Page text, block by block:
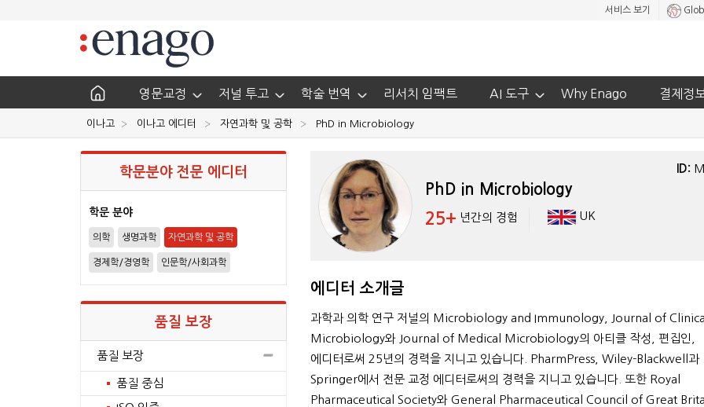
서비스 보기
영문교정 저널 투고 학술 번역 리서치 임팩트 AI 도구 Why Enago 결제정
이나고 이나고 에디터 자연과학 및 공학 PhD in Microbiology
학문분야 전문 에디터
학문 분야
의학 생명과학 자연과학 및 공학
경제학/경영학 인문학/사회과학
품질 보장
품질 보장
품질 중심
ID:
PhD in Microbiology
25+ 년간의 경험 UK
에디터 소개글
과학과 의학 연구 저널의 Microbiology and Immunology, Journal of
Microbiology와 Journal of Medical Microbiology의 아티클 작성, 편집인,
에디터로써 25년의 경력을 지니고 있습니다. PharmPress, Wiley-Blackwell과
Springer에서 전문 교정 에디터로써의 경력을 지니고 있습니다. 또한 Royal
Pharmaceutical Society와 General Pharmaceutical Council of Great